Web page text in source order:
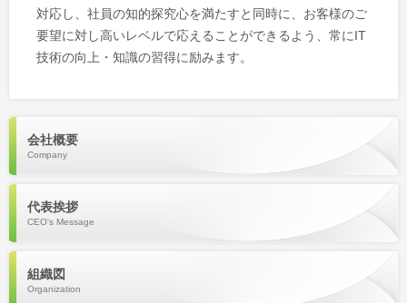
対応し、社員の知的探究心を満たすと同時に、お客様のご
要望に対し高いレベルで応えることができるよう、常にIT
技術の向上・知識の習得に励みます。
会社概要
Company
代表挨拶
CEO's Message
組織図
Organization